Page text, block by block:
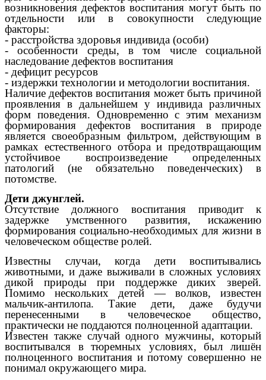
возникновения дефектов воспитания могут быть по
отдельности или в совокупности следующие
факторы:
- расстройства здоровья индивида (особи)
- особенности среды, в том числе социальной
наследование дефектов воспитания
- дефицит ресурсов
- издержки технологии и методологии воспитания.
Наличие дефектов воспитания может быть причиной
проявления в дальнейшем у индивида различных
форм поведения. Одновременно с этим механизм
формирования дефектов воспитания в природе
является своеобразным фильтром, действующим в
рамках естественного отбора и предотвращающим
устойчивое воспроизведение определенных
патологий (не обязательно поведенческих) в
потомстве.
Дети джунглей.
Отсутствие должного воспитания приводит к
задержке умственного развития, искажению
формирования социально-необходимых для жизни в
человеческом обществе ролей.
Известны случаи, когда дети воспитывались
животными, и даже выживали в сложных условиях
дикой природы при поддержке диких зверей.
Помимо нескольких детей — волков, известен
мальчик-антилопа. Такие дети, даже будучи
перенесенными в человеческое общество,
практически не поддаются полноценной адаптации.
Известен также случай одного мужчины, который
воспитывался в тюремных условиях, был лишён
полноценного воспитания и потому совершенно не
понимал окружающего мира.